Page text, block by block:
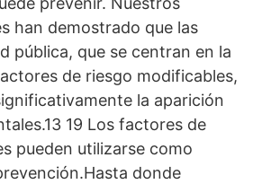
han demostrado que las
pública, que se centran en la
de riesgo modificables,
la aparición
19 Los factores de
pueden utilizarse como
donde